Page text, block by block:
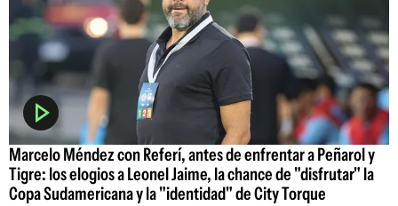
Marcelo Méndez con Referí, antes de enfrentar a Peñarol y
Tigre: los elogios a Leonel Jaime, la chance de "disfrutar" la
Copa Sudamericana y la "identidad" de City Torque